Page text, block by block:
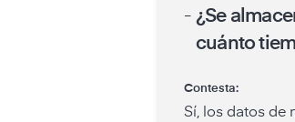
- ¿Se
cuánto
Contesta:
Sí, los datos de